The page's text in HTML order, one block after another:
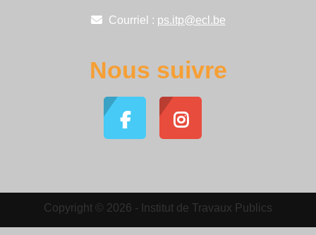
Courriel : ps.itp@ecl.be
Nous suivre
Copyright © 2026 - Institut de Travaux Publics